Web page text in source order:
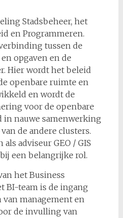
Stadsbeheer, het
en Programmeren.
tussen de
opgaven en de
Hier wordt het beleid
openbare ruimte en
en wordt de
voor de openbare
in nauwe samenwerking
de andere clusters.
adviseur GEO / GIS
een belangrijke rol.
het Business
BI-team is de ingang
management en
de invulling van